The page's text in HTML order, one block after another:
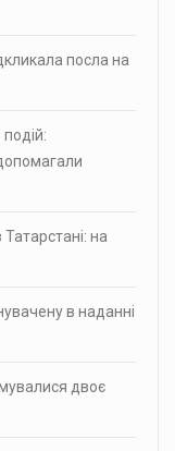
посла на
на
в наданні
двоє